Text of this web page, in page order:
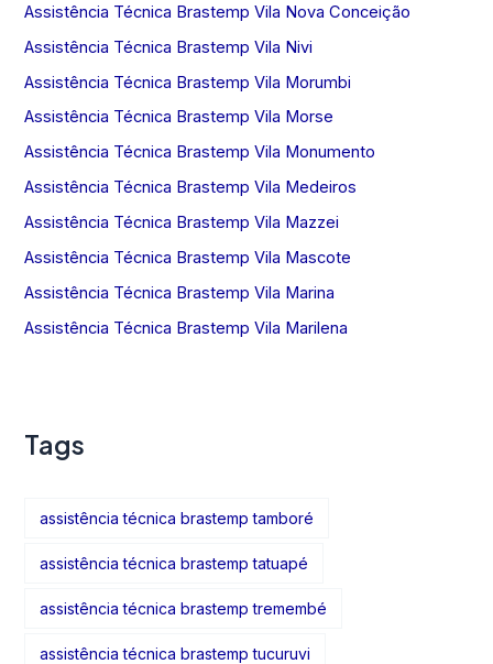
Assistência Técnica Brastemp Vila Nova Conceição
Assistência Técnica Brastemp Vila Nivi
Assistência Técnica Brastemp Vila Morumbi
Assistência Técnica Brastemp Vila Morse
Assistência Técnica Brastemp Vila Monumento
Assistência Técnica Brastemp Vila Medeiros
Assistência Técnica Brastemp Vila Mazzei
Assistência Técnica Brastemp Vila Mascote
Assistência Técnica Brastemp Vila Marina
Assistência Técnica Brastemp Vila Marilena
Tags
assistência técnica brastemp tamboré
assistência técnica brastemp tatuapé
assistência técnica brastemp tremembé
assistência técnica brastemp tucuruvi